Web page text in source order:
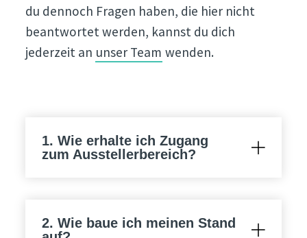
du dennoch Fragen haben, die hier nicht
beantwortet werden, kannst du dich
jederzeit an unser Team wenden.
1. Wie erhalte ich Zugang
zum Ausstellerbereich?
2. Wie baue ich meinen Stand